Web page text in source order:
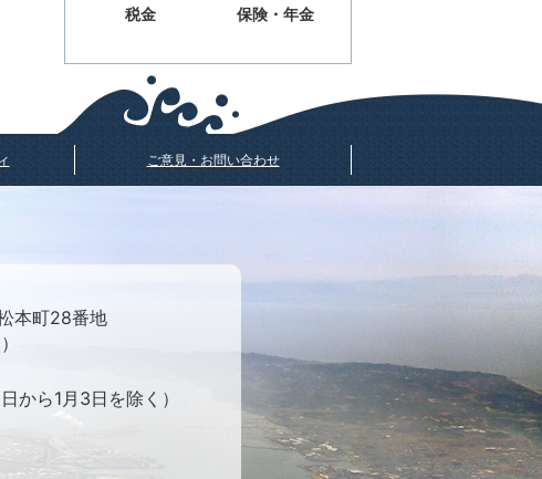
税金 保険・年金
ご意見・お問い合わせ
本町28番地
から1月3日を除く）